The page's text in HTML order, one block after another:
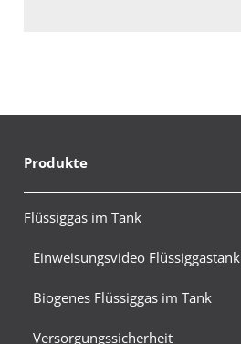
Produkte
Flüssiggas im Tank
Einweisungsvideo Flüssiggastank
Biogenes Flüssiggas im Tank
Versorgungssicherheit